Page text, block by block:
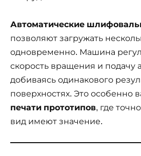
Автоматические
позволяют загружать
одновременно. Машина
скорость вращения и подачу
добиваясь одинакового
поверхностях. Это особенно
печати прототипов, где
вид имеют значение.